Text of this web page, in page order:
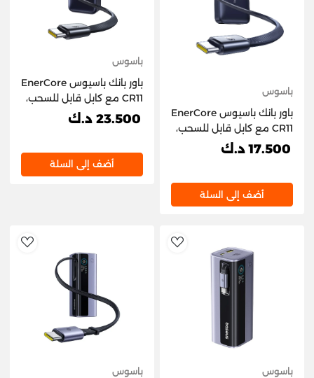
باسوس
باور بانك باسيوس EnerCore
CR11 مع كابل قابل للسحب،
10,000 مللي أمبير/ساعة،17.500 د.ك
أضف إلى السلة
باسوس
باور بانك باسيوس EnerCore
CR11 مع كابل قابل للسحب،
20,000 مللي أمبير/ساعة،23.500 د.ك
أضف إلى السلة
AddToWishlist
باسوس باسوس